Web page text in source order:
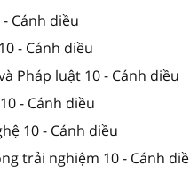
Cánh diều
- Cánh diều
Pháp luật 10 - Cánh diều
- Cánh diều
10 - Cánh diều
trải nghiệm 10 - Cánh